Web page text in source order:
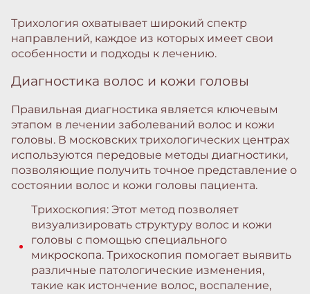
Трихология охватывает широкий спектр
направлений, каждое из которых имеет свои
особенности и подходы к лечению.
Диагностика волос и кожи головы
Правильная диагностика является ключевым
этапом в лечении заболеваний волос и кожи
головы. В московских трихологических центрах
используются передовые методы диагностики,
позволяющие получить точное представление о
состоянии волос и кожи головы пациента.
Трихоскопия: Этот метод позволяет
визуализировать структуру волос и кожи
головы с помощью специального
микроскопа. Трихоскопия помогает выявить
различные патологические изменения,
такие как истончение волос, воспаление,